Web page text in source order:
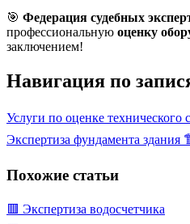
🎯 Федерация судебных
профессиональную оценку
заключением!
Навигация по
Услуги по оценке
Экспертиза фундамента
Похожие статьи
🟥 Экспертиза водосчетчика